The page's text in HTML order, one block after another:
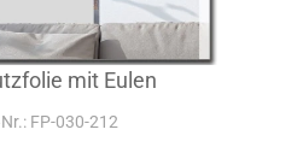
mit Eulen
FP-030-212